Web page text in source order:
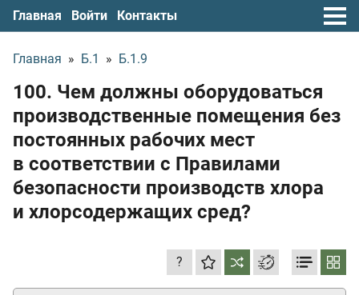
Главная Войти Контакты
Главная » Б.1 » Б.1.9
100. Чем должны оборудоваться
производственные помещения без
постоянных рабочих мест
в соответствии с Правилами
безопасности производств хлора
и хлорсодержащих сред?
?